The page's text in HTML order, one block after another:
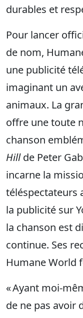
durables et
Pour lancer
de nom,
une publicité
imaginant un
animaux. La
offre une toute
chanson
Hillde Peter
incarne la
téléspectateurs
la publicité sur
la chanson est
continue. Ses
Humane World
« Ayant moi-
de ne pas avoir